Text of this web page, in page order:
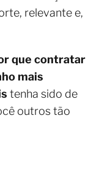
relevante e,
que contratar
mais
tenha sido de
outros tão